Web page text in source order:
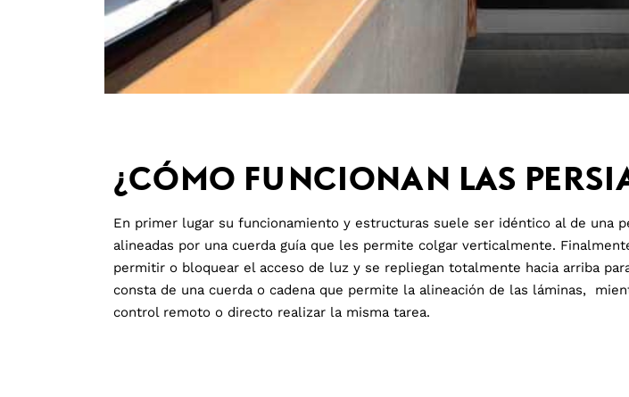
¿CÓMO FUNCIONAN LAS
En primer lugar su funcionamiento y estructuras suele ser idéntico al de una
alineadas por una cuerda guía que les permite colgar verticalmente.
permitir o bloquear el acceso de luz y se repliegan totalmente hacia arriba
consta de una cuerda o cadena que permite la alineación de las láminas,
control remoto o directo realizar la misma tarea.